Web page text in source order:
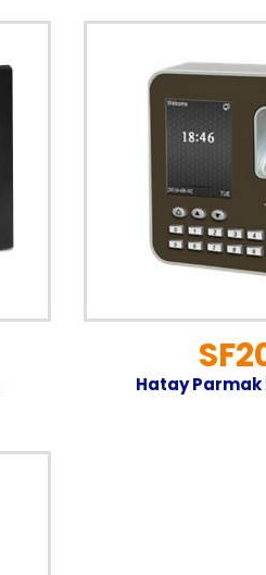
Hatay Parmak